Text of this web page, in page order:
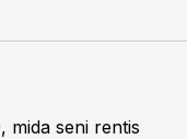
mida seni rentis